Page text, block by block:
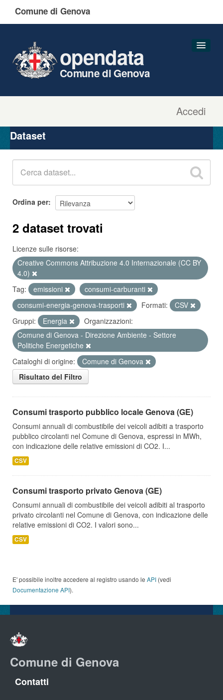
Comune di Genova
Accedi
opendata
Comune di Genova
Organizzazioni
Gruppi
Dataset
Ordina per
2 dataset trovati
Licenze sulle risorse:
Creative Commons Attribuzione 4.0 Internazionale (CC BY
4.0)
Tag:
emissioni
consumi-carburanti
consumi-energia-genova-trasporti
Formati:
CSV
Gruppi:
Energia
Organizzazioni:
Comune di Genova - Direzione Ambiente - Settore
Politiche Energetiche
Cataloghi di origine:
Comune di Genova
Risultato del Filtro
Consumi trasporto pubblico locale Genova (GE)
Consumi annuali di combustibile dei veicoli adibiti a trasporto
pubblico circolanti nel Comune di Genova, espressi in MWh,
con indicazione delle relative emissioni di CO2. I...
CSV
Consumi trasporto privato Genova (GE)
Consumi annuali di combustibile dei veicoli adibiti al trasporto
privato circolanti nel Comune di Genova, con indicazione delle
relative emissioni di CO2. I valori sono...
CSV
E' possibile inoltre accedere al registro usando le API (vedi
Documentazione API).
Comune di Genova
Contatti